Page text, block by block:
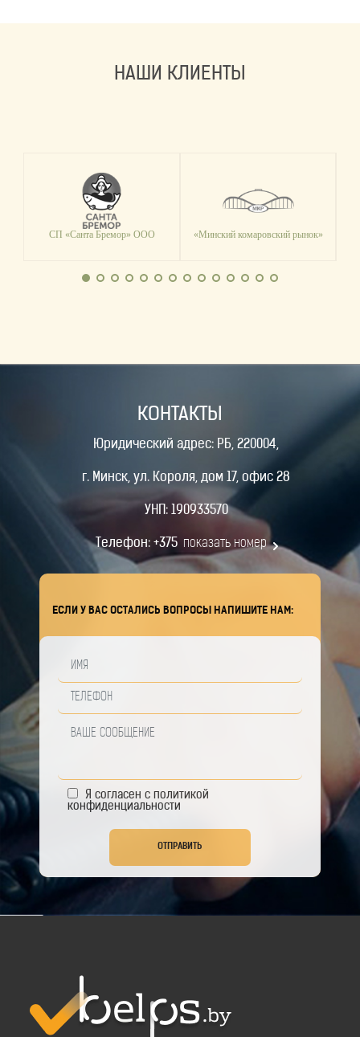
НАШИ КЛИЕНТЫ
СП «Санта Бремор» ООО «Минский комаровский рынок»
КОНТАКТЫ
Юридический адрес: РБ, 220004,
г. Минск, ул. Короля, дом 17, офис 28
УНП: 190933570
Телефон:+375 показать номер
ЕСЛИ У ВАС ОСТАЛИСЬ ВОПРОСЫ НАПИШИТЕ НАМ:
Я согласен с политикой
конфиденциальности
ОТПРАВИТЬ